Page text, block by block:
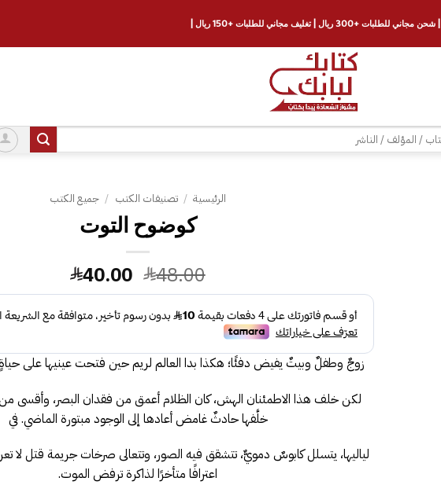
الرئيسية / تصنيفات الكتب / جميع الكتب
كوضوح التوت
48.00 السعر
الأصلي
هو:
48.00.
40.00 السعر
الحالي
هو:
40.00.
زوجٌ وطفلٌ وبيتٌ يفيض دفئًا؛ هكذا بدا العالم لريم حين فتحت عينيها على حياةٍ
لكن خلف هذا الاطمئنان الهش، كان الظلام أعمق من فقدان البصر، وأقسى من
خلَّفها حادثٌ غامض أعادها إلى الوجود مبتورة الماضي. في
لياليها، يتسلل كابوسٌ دمويٌّ، تتشقق فيه الصور، وتتعالى صرخات جريمة قتل لا
اعترافًا متأخرًا لذاكرة ترفض الموت.
| شحن مجاني للطلبات +300 ريال | تغليف مجاني للطلبات +150 ريال |